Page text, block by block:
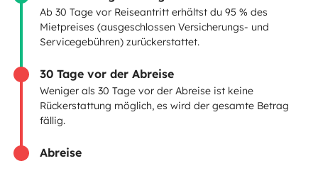
Ab 30 Tage vor Reiseantritt erhältst du 95 % des
Mietpreises (ausgeschlossen Versicherungs- und
Servicegebühren) zurückerstattet.
30 Tage vor der Abreise
Weniger als 30 Tage vor der Abreise ist keine
Rückerstattung möglich, es wird der gesamte Betrag
fällig.
Abreise
VERMIETER
Wohnmobil vermieten
Mietvertrag
Mietversicherung
Mietpannenhilfe
Hilfe für Vermieter